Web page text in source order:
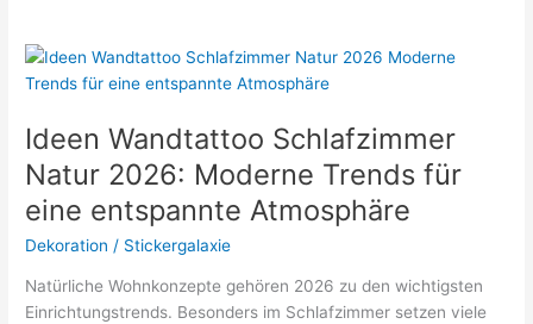
Ideen Wandtattoo Schlafzimmer
Natur 2026: Moderne Trends für
eine entspannte Atmosphäre
Dekoration / Stickergalaxie
Natürliche Wohnkonzepte gehören 2026 zu den wichtigsten
Einrichtungstrends. Besonders im Schlafzimmer setzen viele